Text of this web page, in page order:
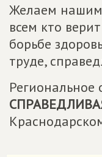
Желаем нашим
всем кто
борьбе
труде,